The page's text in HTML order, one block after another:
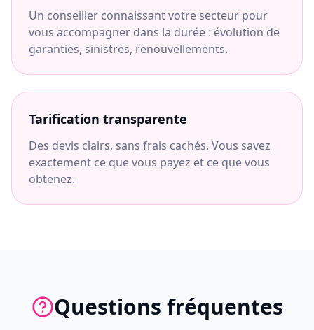
Un conseiller connaissant votre secteur pour
vous accompagner dans la durée : évolution de
garanties, sinistres, renouvellements.
Tarification transparente
Des devis clairs, sans frais cachés. Vous savez
exactement ce que vous payez et ce que vous
obtenez.
Questions fréquentes